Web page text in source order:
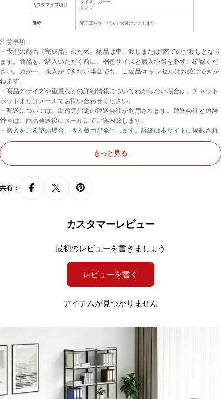
カスタマイズ項目
サイズ、カラー、
タイプ
備考 変圧器をサービスでお付けいたします
注意事項：
・大型の商品（完成品）のため、納品は車上渡しまたは1階でのお渡しとなり
ます。商品をご購入いただく前に、梱包サイズと搬入経路を必ずご確認くだ
さい。万が一、搬入ができない場合でも、ご返品·キャンセルはお受けできか
ねます。
・商品のサイズや重量などの詳細情報についてわからない場合は、チャット
ボットまたはメールでお問い合わせください。
・配送については、出荷元指定の運送会社が利用されます。運送会社と追跡
番号は、商品発送後にメールにてご案内致します。
・搬入をご希望の場合、搬入費用が発生します。詳細は本サイトに掲載され
る「ご利用規約」の第9条 消費税・配送料等をご確認ください。搬入をご
希望されない場合、納品日に荷物を受け取るための準備をお願い致します
商品説明
シンプルモダンな受付カウンター
クリーンで洗練されたデザインが、シンプル
ながらも印象的な存在感を放ちます。
メラミン化粧板を使用することで、高い耐久性を
実現しています。表面は傷や汚れに強く、日常
の使用にも耐えられ、お手入れも簡単です。
もっと見る
共有：
カスタマーレビュー
最初のレビューを書きましょう
レビューを書く
アイテムが見つかりません